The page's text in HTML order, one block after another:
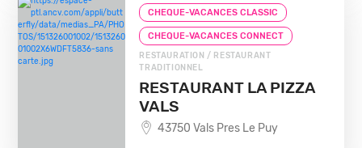
CHEQUE-VACANCES CLASSIC
CHEQUE-VACANCES CONNECT
RESTAURATION / RESTAURANT
TRADITIONNEL
RESTAURANT LA PIZZA
VALS
43750 Vals Pres Le Puy